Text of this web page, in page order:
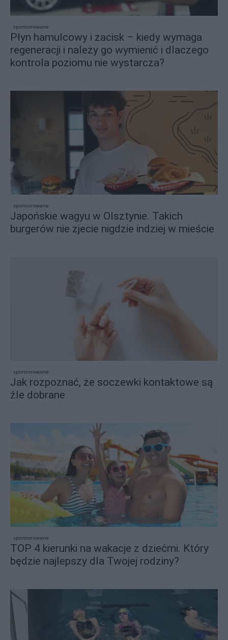
sponsorowane
Płyn hamulcowy i zacisk – kiedy wymaga
regeneracji i należy go wymienić i dlaczego
kontrola poziomu nie wystarcza?
sponsorowane
Japońskie wagyu w Olsztynie. Takich
burgerów nie zjecie nigdzie indziej w mieście
sponsorowane
Jak rozpoznać, że soczewki kontaktowe są
źle dobrane
sponsorowane
TOP 4 kierunki na wakacje z dziećmi. Który
będzie najlepszy dla Twojej rodziny?